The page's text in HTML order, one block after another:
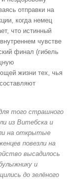
отправки на
когда немец
что истинный
чувстве
финал (гибель
жизни тех, чья
того страшного
из Витебска и
на открытые
повезли на
высадилось
и
до зелёного